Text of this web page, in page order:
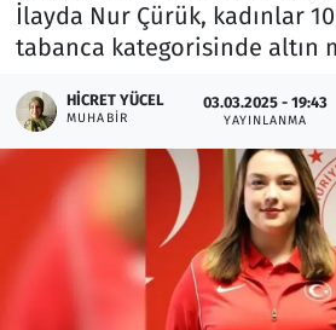
İlayda Nur Çürük, kadınlar
tabanca kategorisinde altın
HICRET YÜCEL
MUHABIR
03.03.2025 - 19:43
YAYINLANMA
Memur ve Kamu
Otomobil
Oyun
Ramazan
Resmi İlanlar